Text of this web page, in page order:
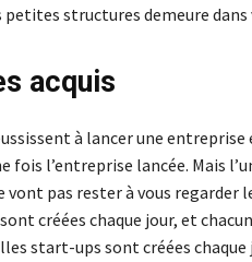
petites structures demeure
acquis
à lancer une
fois l’entreprise lancée. Mais
vont pas rester à vous regarder
créées chaque jour, et
start-ups sont créées chaque